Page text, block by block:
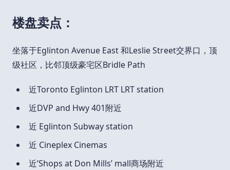
楼盘卖点：
坐落于Eglinton Avenue East 和Leslie Street交界口，顶
级社区，比邻顶级豪宅区Bridle Path
近Toronto Eglinton LRT LRT station
近DVP and Hwy 401附近
近 Eglinton Subway station
近 Cineplex Cinemas
近’Shops at Don Mills’ mall商场附近